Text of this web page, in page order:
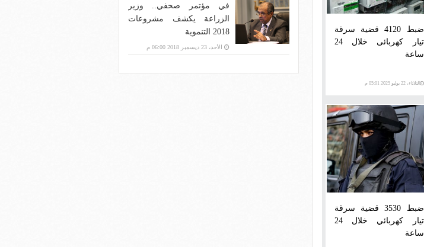
ضبط 4120 قضية سرقة
تيار كهربائى خلال 24
ساعة
الثلاثاء، 22 يوليو 2025 05:01 م
ضبط 3530 قضية سرقة
تيار كهربائي خلال 24
ساعة
في مؤتمر صحفي.. وزير
الزراعة يكشف مشروعات
2018 التنموية
الأحد، 23 ديسمبر 2018 06:00 م